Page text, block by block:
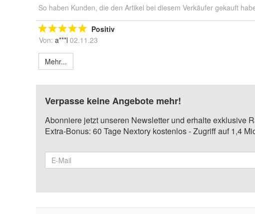
So haben Kunden, die den Artikel bei diesem Verkäufer gekauft
Positiv
Von: a***l 02.11.23
Mehr...
Verpasse keine Angebote mehr!
Abonniere jetzt unseren Newsletter und erhalte exklusive
Extra-Bonus: 60 Tage Nextory kostenlos - Zugriff auf 1,4